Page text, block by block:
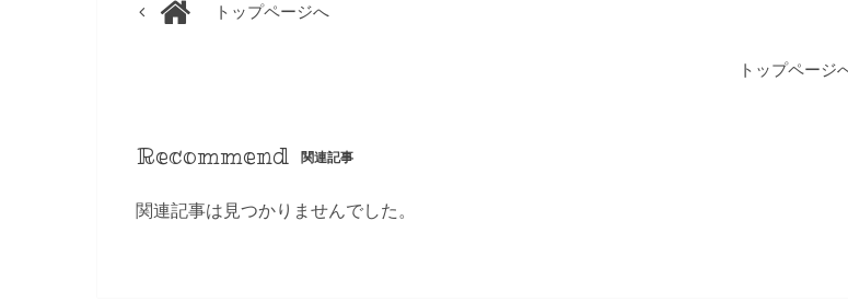
トップページへ
トップページ
Recommend 関連記事
関連記事は見つかりませんでした。